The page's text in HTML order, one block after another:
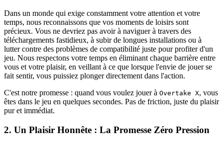
Dans un monde qui exige constamment votre attention et votre
temps, nous reconnaissons que vos moments de loisirs sont
précieux. Vous ne devriez pas avoir à naviguer à travers des
téléchargements fastidieux, à subir de longues installations ou à
lutter contre des problèmes de compatibilité juste pour profiter d'un
jeu. Nous respectons votre temps en éliminant chaque barrière entre
vous et votre plaisir, en veillant à ce que lorsque l'envie de jouer se
fait sentir, vous puissiez plonger directement dans l'action.
C'est notre promesse : quand vous voulez jouer à Overtake X, vous
êtes dans le jeu en quelques secondes. Pas de friction, juste du plaisir
pur et immédiat.
2. Un Plaisir Honnête : La Promesse Zéro Pression